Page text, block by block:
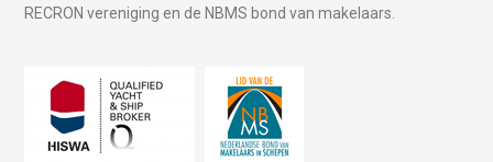
RECRON vereniging en de NBMS bond van makelaars.